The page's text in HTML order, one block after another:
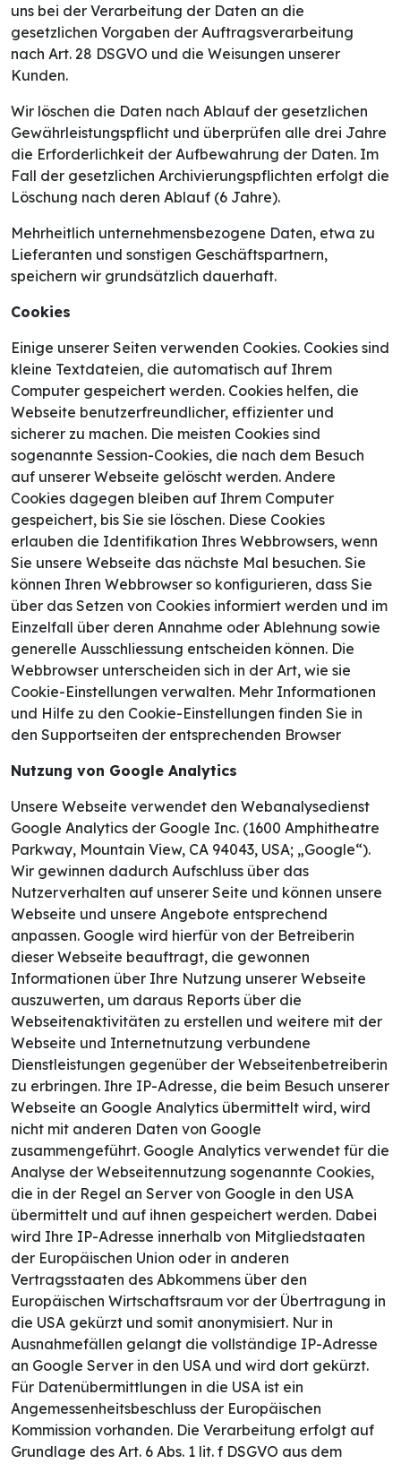
uns bei der Verarbeitung der Daten an die
gesetzlichen Vorgaben der Auftragsverarbeitung
nach Art. 28 DSGVO und die Weisungen unserer
Kunden.
Wir löschen die Daten nach Ablauf der gesetzlichen
Gewährleistungspflicht und überprüfen alle drei Jahre
die Erforderlichkeit der Aufbewahrung der Daten. Im
Fall der gesetzlichen Archivierungspflichten erfolgt die
Löschung nach deren Ablauf (6 Jahre).
Mehrheitlich unternehmensbezogene Daten, etwa zu
Lieferanten und sonstigen Geschäftspartnern,
speichern wir grundsätzlich dauerhaft.
Cookies
Einige unserer Seiten verwenden Cookies. Cookies sind
kleine Textdateien, die automatisch auf Ihrem
Computer gespeichert werden. Cookies helfen, die
Webseite benutzerfreundlicher, effizienter und
sicherer zu machen. Die meisten Cookies sind
sogenannte Session-Cookies, die nach dem Besuch
auf unserer Webseite gelöscht werden. Andere
Cookies dagegen bleiben auf Ihrem Computer
gespeichert, bis Sie sie löschen. Diese Cookies
erlauben die Identifikation Ihres Webbrowsers, wenn
Sie unsere Webseite das nächste Mal besuchen. Sie
können Ihren Webbrowser so konfigurieren, dass Sie
über das Setzen von Cookies informiert werden und im
Einzelfall über deren Annahme oder Ablehnung sowie
generelle Ausschliessung entscheiden können. Die
Webbrowser unterscheiden sich in der Art, wie sie
Cookie-Einstellungen verwalten. Mehr Informationen
und Hilfe zu den Cookie-Einstellungen finden Sie in
den Supportseiten der entsprechenden Browser
Nutzung von Google Analytics
Unsere Webseite verwendet den Webanalysedienst
Google Analytics der Google Inc. (1600 Amphitheatre
Parkway, Mountain View, CA 94043, USA; „Google“).
Wir gewinnen dadurch Aufschluss über das
Nutzerverhalten auf unserer Seite und können unsere
Webseite und unsere Angebote entsprechend
anpassen. Google wird hierfür von der Betreiberin
dieser Webseite beauftragt, die gewonnen
Informationen über Ihre Nutzung unserer Webseite
auszuwerten, um daraus Reports über die
Webseitenaktivitäten zu erstellen und weitere mit der
Webseite und Internetnutzung verbundene
Dienstleistungen gegenüber der Webseitenbetreiberin
zu erbringen. Ihre IP-Adresse, die beim Besuch unserer
Webseite an Google Analytics übermittelt wird, wird
nicht mit anderen Daten von Google
zusammengeführt. Google Analytics verwendet für die
Analyse der Webseitennutzung sogenannte Cookies,
die in der Regel an Server von Google in den USA
übermittelt und auf ihnen gespeichert werden. Dabei
wird Ihre IP-Adresse innerhalb von Mitgliedstaaten
der Europäischen Union oder in anderen
Vertragsstaaten des Abkommens über den
Europäischen Wirtschaftsraum vor der Übertragung in
die USA gekürzt und somit anonymisiert. Nur in
Ausnahmefällen gelangt die vollständige IP-Adresse
an Google Server in den USA und wird dort gekürzt.
Für Datenübermittlungen in die USA ist ein
Angemessenheitsbeschluss der Europäischen
Kommission vorhanden. Die Verarbeitung erfolgt auf
Grundlage des Art. 6 Abs. 1 lit. f DSGVO aus dem